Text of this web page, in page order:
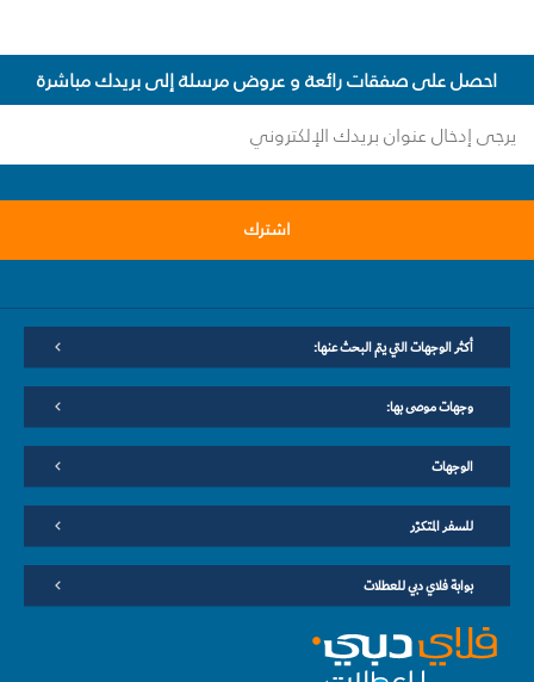
احصل على صفقات رائعة و عروض مرسلة إلى بريدك مباشرة
اشترك
أكثر الوجهات التي يتم البحث عنها:
وجهات موصى بها:
الوجهات
للسفر المتكرّر
بوابة فلاي دبي للعطلات